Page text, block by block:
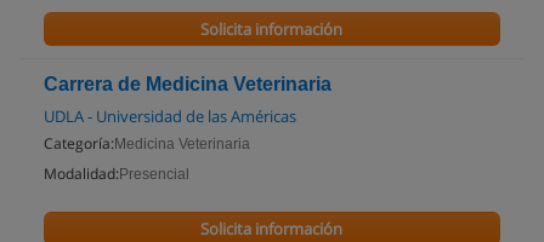
Solicita información
Carrera de Medicina Veterinaria
UDLA - Universidad de las Américas
Categoría: Medicina Veterinaria
Modalidad: Presencial
Solicita información